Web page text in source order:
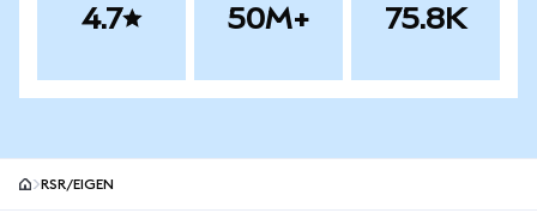
4.7 50M+ 75.8K
RSR/EIGEN